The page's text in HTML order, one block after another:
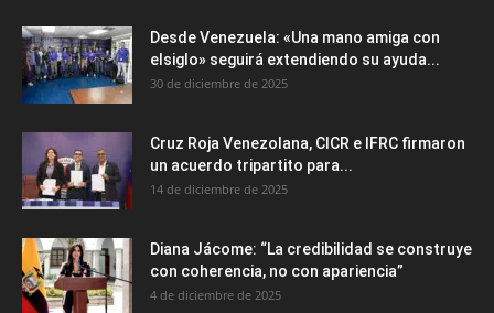
Desde Venezuela: «Una mano amiga con
elsiglo» seguirá extendiendo su ayuda...
30 de diciembre de 2025
Cruz Roja Venezolana, CICR e IFRC firmaron
un acuerdo tripartito para...
14 de diciembre de 2025
Diana Jácome: “La credibilidad se construye
con coherencia, no con apariencia”
4 de diciembre de 2025